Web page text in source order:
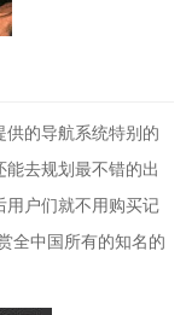
的导航系统特别的
去规划最不错的出
用户们就不用购买记
全中国所有的知名的